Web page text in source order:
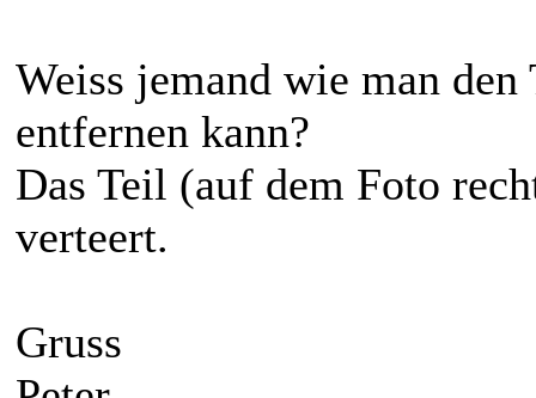
Weiss jemand wie man
entfernen kann?
Das Teil (auf dem Foto
verteert.
Gruss